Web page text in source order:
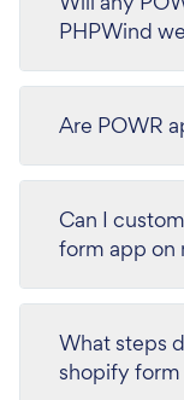
PHPWind
Are POWR
Can I
form app on
What steps
shopify